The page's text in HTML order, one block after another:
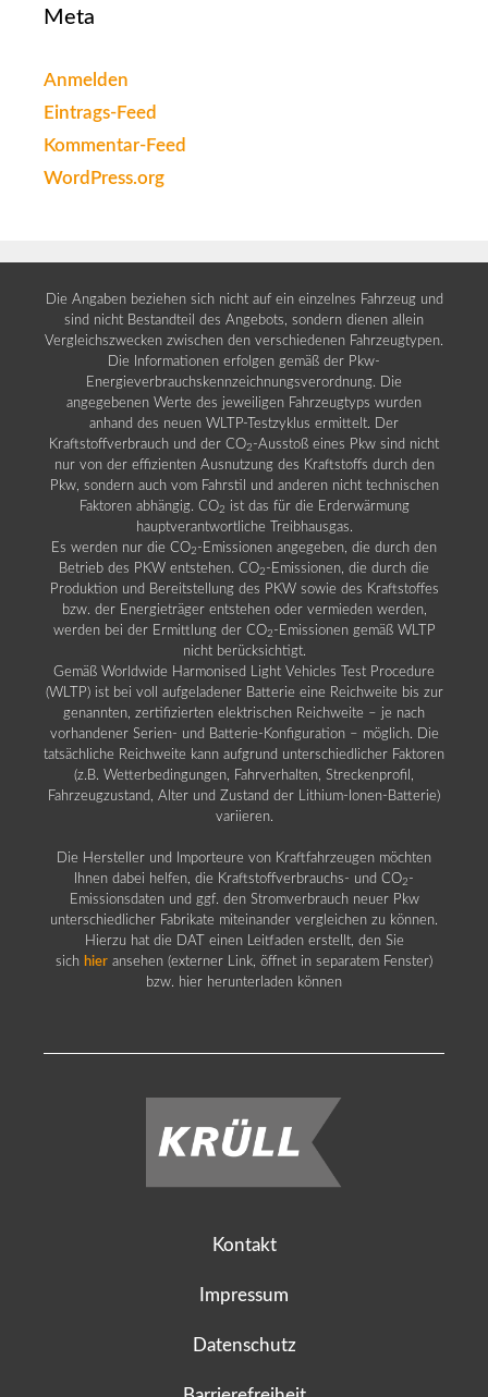
Meta
Anmelden
Eintrags-Feed
Kommentar-Feed
WordPress.org
Die Angaben beziehen sich nicht auf ein einzelnes Fahrzeug und
sind nicht Bestandteil des Angebots, sondern dienen allein
Vergleichszwecken zwischen den verschiedenen Fahrzeugtypen.
Die Informationen erfolgen gemäß der Pkw-
Energieverbrauchskennzeichnungsverordnung. Die
angegebenen Werte des jeweiligen Fahrzeugtyps wurden
anhand des neuen WLTP-Testzyklus ermittelt. Der
Kraftstoffverbrauch und der CO2 -Ausstoß eines Pkw sind nicht
nur von der effizienten Ausnutzung des Kraftstoffs durch den
Pkw, sondern auch vom Fahrstil und anderen nicht technischen
Faktoren abhängig. CO2 ist das für die Erderwärmung
hauptverantwortliche Treibhausgas.
Es werden nur die CO2 -Emissionen angegeben, die durch den
Betrieb des PKW entstehen. CO2 -Emissionen, die durch die
Produktion und Bereitstellung des PKW sowie des Kraftstoffes
bzw. der Energieträger entstehen oder vermieden werden,
werden bei der Ermittlung der CO2 -Emissionen gemäß WLTP
nicht berücksichtigt.
Gemäß Worldwide Harmonised Light Vehicles Test Procedure
(WLTP) ist bei voll aufgeladener Batterie eine Reichweite bis zur
genannten, zertifizierten elektrischen Reichweite – je nach
vorhandener Serien- und Batterie-Konfiguration – möglich. Die
tatsächliche Reichweite kann aufgrund unterschiedlicher Faktoren
(z.B. Wetterbedingungen, Fahrverhalten, Streckenprofil,
Fahrzeugzustand, Alter und Zustand der Lithium-Ionen-Batterie)
variieren.
Die Hersteller und Importeure von Kraftfahrzeugen möchten
Ihnen dabei helfen, die Kraftstoffverbrauchs- und CO2 -
Emissionsdaten und ggf. den Stromverbrauch neuer Pkw
unterschiedlicher Fabrikate miteinander vergleichen zu können.
Hierzu hat die DAT einen Leitfaden erstellt, den Sie
sich hier ansehen (externer Link, öffnet in separatem Fenster)
bzw. hier herunterladen können
Kontakt
Impressum
Datenschutz